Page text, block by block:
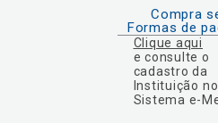
Compra
Formas de
Clique aqui
e consulte o
cadastro da
Instituição no
Sistema e-